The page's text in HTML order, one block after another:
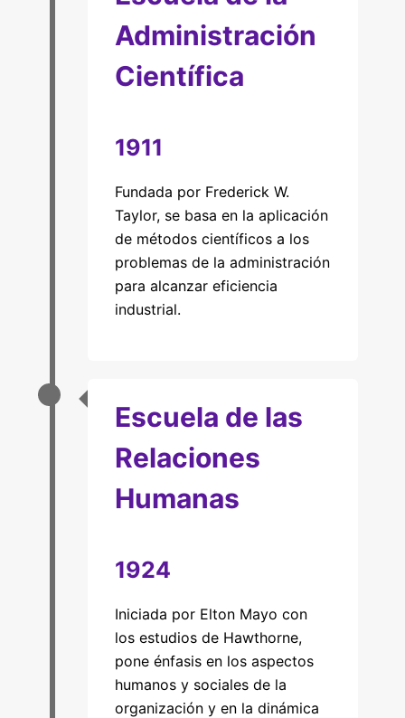
Administración
Científica
1911
Fundada por Frederick W.
Taylor, se basa en la aplicación
de métodos científicos a los
problemas de la administración
para alcanzar eficiencia
industrial.
Escuela de las
Relaciones
Humanas
1924
Iniciada por Elton Mayo con
los estudios de Hawthorne,
pone énfasis en los aspectos
humanos y sociales de la
organización y en la dinámica